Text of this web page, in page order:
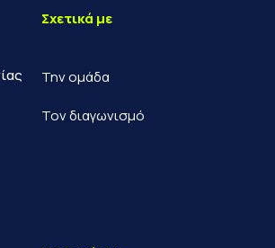
Σχετικά με
Την ομάδα
Τον διαγωνισμό